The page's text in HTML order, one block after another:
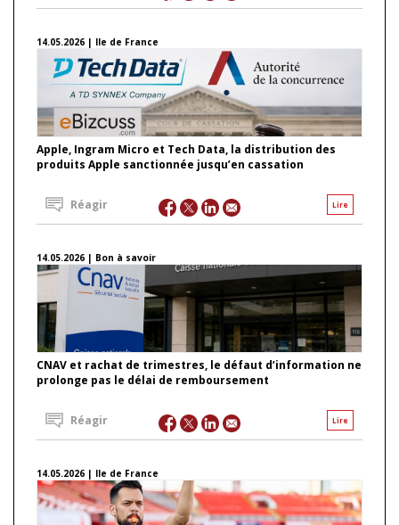
14.05.2026 | Ile de France
Apple, Ingram Micro et Tech Data, la distribution des
produits Apple sanctionnée jusqu’en cassation
Lire
Réagir
14.05.2026 | Bon à savoir
CNAV et rachat de trimestres, le défaut d’information ne
prolonge pas le délai de remboursement
Lire
Réagir
14.05.2026 | Ile de France